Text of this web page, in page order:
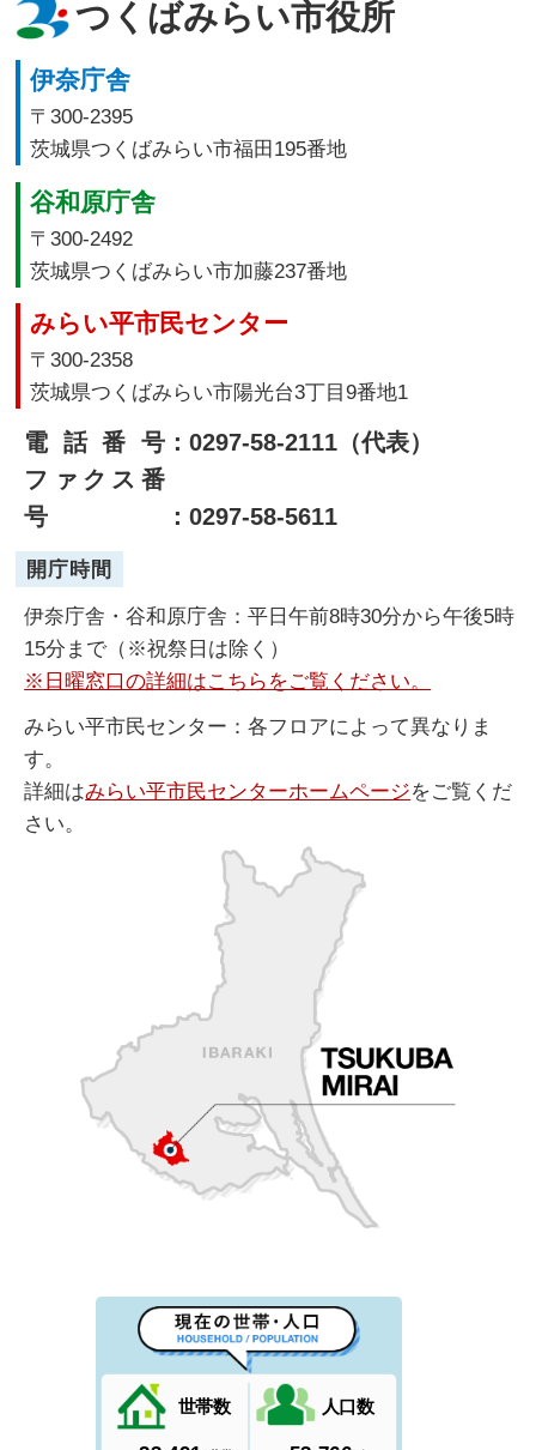
つくばみらい市役所
伊奈庁舎
〒300-2395
茨城県つくばみらい市福田195番地
谷和原庁舎
〒300-2492
茨城県つくばみらい市加藤237番地
みらい平市民センター
〒300-2358
茨城県つくばみらい市陽光台3丁目9番地1
電話番号：0297-58-2111（代表）
ファクス番
号
：0297-58-5611
開庁時間
伊奈庁舎・谷和原庁舎：平日午前8時30分から午後5時
15分まで（※祝祭日は除く）
※日曜窓口の詳細はこちらをご覧ください。
みらい平市民センター：各フロアによって異なりま
す。
詳細はみらい平市民センターホームページをご覧くだ
さい。